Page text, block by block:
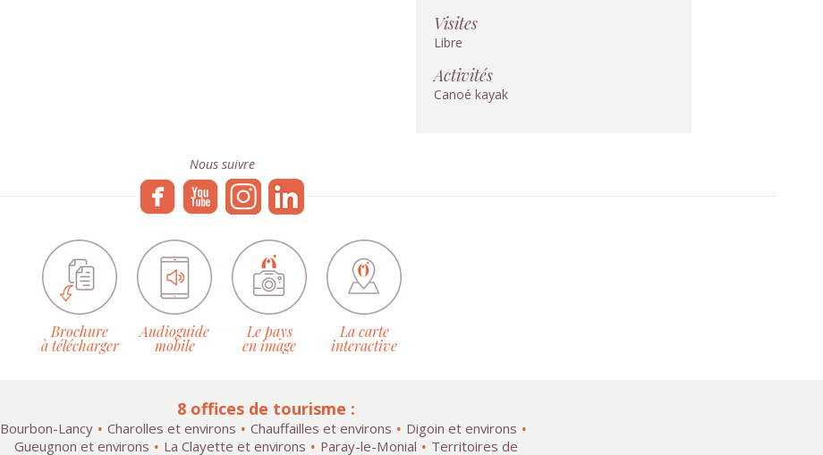
Visites
Libre
Activités
Canoé kayak
Nous suivre
Brochure
à télécharger
Audioguide
mobile
Le pays
en image
La carte
interactive
8 offices de tourisme :
Bourbon-Lancy Charolles et environs Chauffailles et environs
Digoin et environs
Gueugnon et environs
La Clayette et environs Paray-le-Monial Territoires de